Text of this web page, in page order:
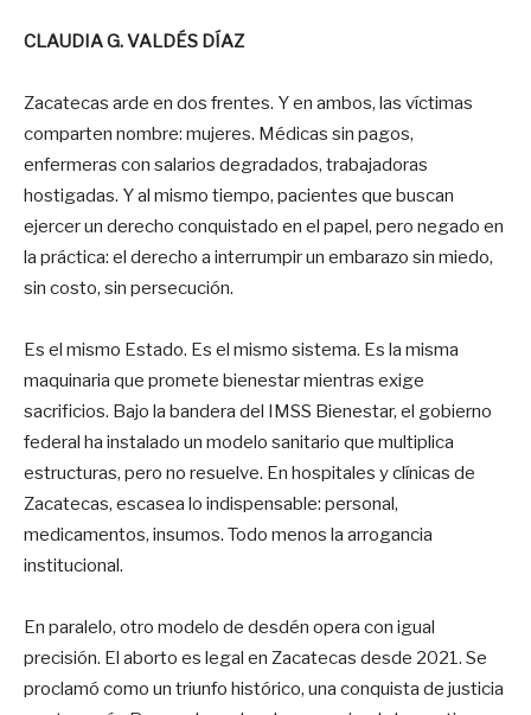
CLAUDIA G. VALDÉS DÍAZ
Zacatecas arde en dos frentes. Y en ambos, las víctimas
comparten nombre: mujeres. Médicas sin pagos,
enfermeras con salarios degradados, trabajadoras
hostigadas. Y al mismo tiempo, pacientes que buscan
ejercer un derecho conquistado en el papel, pero negado en
la práctica: el derecho a interrumpir un embarazo sin miedo,
sin costo, sin persecución.
Es el mismo Estado. Es el mismo sistema. Es la misma
maquinaria que promete bienestar mientras exige
sacrificios. Bajo la bandera del IMSS Bienestar, el gobierno
federal ha instalado un modelo sanitario que multiplica
estructuras, pero no resuelve. En hospitales y clínicas de
Zacatecas, escasea lo indispensable: personal,
medicamentos, insumos. Todo menos la arrogancia
institucional.
En paralelo, otro modelo de desdén opera con igual
precisión. El aborto es legal en Zacatecas desde 2021. Se
proclamó como un triunfo histórico, una conquista de justicia